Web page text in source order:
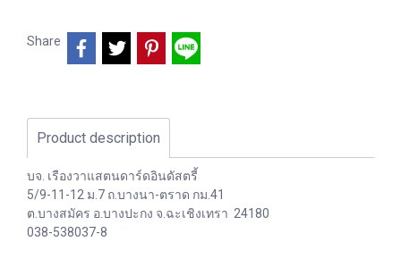
Share
Product description
บจ. เรืองวาแสตนดาร์ดอินดัสตรี้
5/9-11-12 ม.7 ถ.บางนา-ตราด กม.41
ต.บางสมัคร อ.บางปะกง จ.ฉะเชิงเทรา 24180
038-538037-8